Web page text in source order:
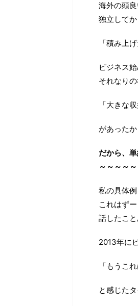
海外の頭良
独立してか
「積み上
ビジネス
それなり
「大きな
があった
だから、
～～～～
私の具体例
これはず
話したこと
2013年に
「もうこ
と感じた